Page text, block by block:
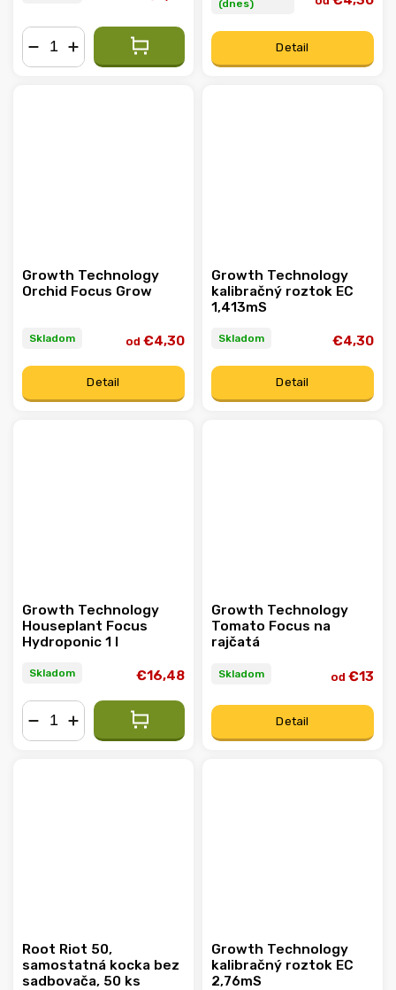
(dnes)
Detail
Growth Technology
Orchid Focus Grow
Skladom od €4,30
Detail
Growth Technology
kalibračný roztok EC
1,413mS
Skladom €4,30
Detail
Growth Technology
Houseplant Focus
Hydroponic 1 l
Skladom €16,48
Growth Technology
Tomato Focus na
rajčatá
Skladom od €13
Detail
Root Riot 50,
samostatná kocka bez
sadbovača, 50 ks
Growth Technology
kalibračný roztok EC
2,76mS